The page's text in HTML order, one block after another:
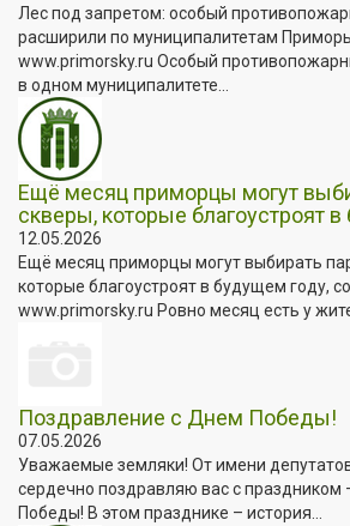
Лес под запретом: особый
расширили по муниципалитетам
www.primorsky.ru Особый
в одном муниципалитете...
Ещё месяц приморцы могут
скверы, которые благоустроят
12.05.2026
Ещё месяц приморцы могут выбирать
которые благоустроят в будущем году,
www.primorsky.ru Ровно месяц есть у
Поздравление с Днем Победы!
07.05.2026
Уважаемые земляки! От имени
сердечно поздравляю вас с
Победы! В этом празднике – история...